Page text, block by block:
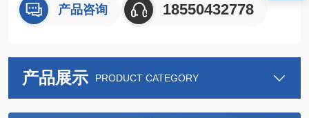
产品咨询 18550432778
产品展示 PRODUCT CATEGORY